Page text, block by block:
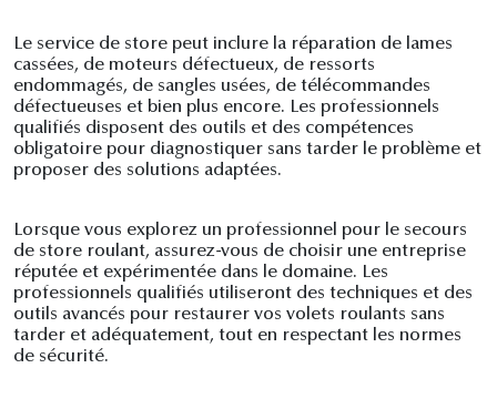
Le service de store peut inclure la réparation de lames
cassées, de moteurs défectueux, de ressorts
endommagés, de sangles usées, de télécommandes
défectueuses et bien plus encore. Les professionnels
qualifiés disposent des outils et des compétences
obligatoire pour diagnostiquer sans tarder le problème et
proposer des solutions adaptées.
Lorsque vous explorez un professionnel pour le secours
de store roulant, assurez-vous de choisir une entreprise
réputée et expérimentée dans le domaine. Les
professionnels qualifiés utiliseront des techniques et des
outils avancés pour restaurer vos volets roulants sans
tarder et adéquatement, tout en respectant les normes
de sécurité.